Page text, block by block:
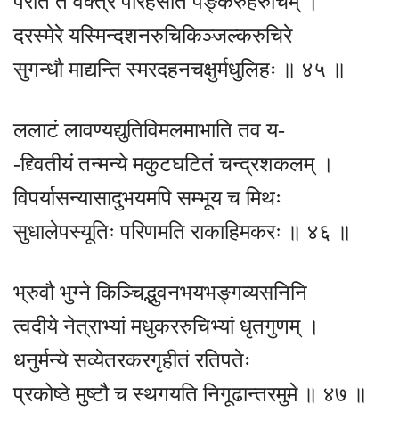
दरस्मेरे यस्मिन्दशनरुचिकिञ्जल्करुचिरे
सुगन्धौ माद्यन्ति स्मरदहनचक्षुर्मधुलिहः ॥ ४५ ॥
ललाटं लावण्यद्युतिविमलमाभाति तव य-
-द्द्वितीयं तन्मन्ये मकुटघटितं चन्द्रशकलम् ।
विपर्यासन्यासादुभयमपि सम्भूय च मिथः
सुधालेपस्यूतिः परिणमति राकाहिमकरः ॥ ४६ ॥
भ्रुवौ भुग्ने किञ्चिद्भुवनभयभङ्गव्यसनिनि
त्वदीये नेत्राभ्यां मधुकररुचिभ्यां धृतगुणम् ।
धनुर्मन्ये सव्येतरकरगृहीतं रतिपतेः
प्रकोष्ठे मुष्टौ च स्थगयति निगूढान्तरमुमे ॥ ४७ ॥